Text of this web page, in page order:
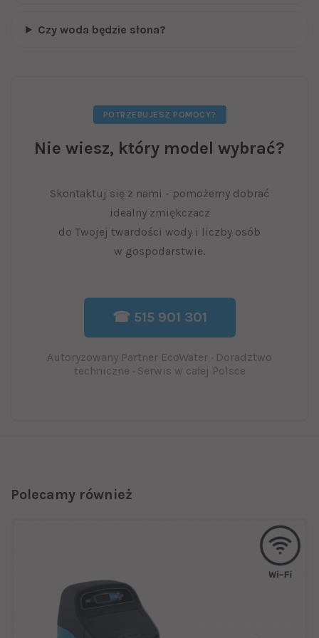
Czy woda będzie słona?
POTRZEBUJESZ POMOCY?
Nie wiesz, który model wybrać?
Skontaktuj się z nami - pomożemy dobrać
idealny zmiękczacz
do Twojej twardości wody i liczby osób
w gospodarstwie.
☎ 515 901 301
Autoryzowany Partner EcoWater · Doradztwo
techniczne · Serwis w całej Polsce
Polecamy również